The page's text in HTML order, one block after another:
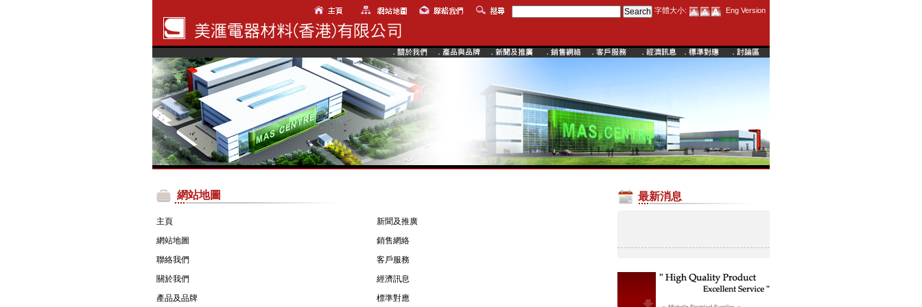
字體大小: Eng Version
網站地圖
主頁
網站地圖
聯絡我們
關於我們
產品及品牌
新聞及推廣
銷售網絡
客戶服務
經濟訊息
標準對應
最新消息